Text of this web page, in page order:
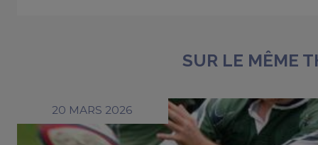
SUR LE MÊME
20 MARS 2026